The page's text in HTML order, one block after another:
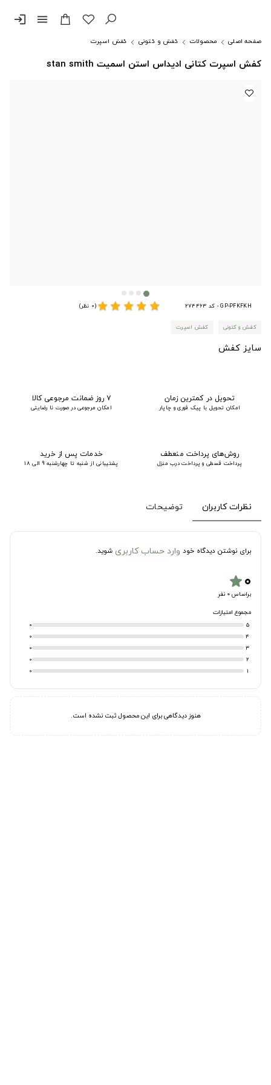
menu
login
صفحه اصلی محصولات کفش و کتونی کفش اسپرت
کفش اسپرت کتانی ادیداس استن اسمیت stan smith
GP-PFKFKH - کد 274463 star
star
star
star
star(0 نظر)
کفش و کتونی کفش اسپرت
سایز کفش
تحویل در کمترین زمان
امکان تحویل با پیک فوری و چاپار
۷ روز ضمانت مرجوعی کالا
امکان مرجوعی در صورت نا رضایتی
روش‌های پرداخت منعطف
پرداخت قسطی و پرداخت درب منزل
خدمات پس از خرید
پشتیبانی از شنبه تا چهارشنبه 9 الی 18
نظرات کاربران توضیحات
برای نوشتن دیدگاه خود وارد حساب کاربری شوید.
۰star
براساس 0 نفر
مجموع امتیازات
5
0
4
0
3
0
2
0
1
0
هنوز دیدگاهی برای این محصول ثبت نشده است.